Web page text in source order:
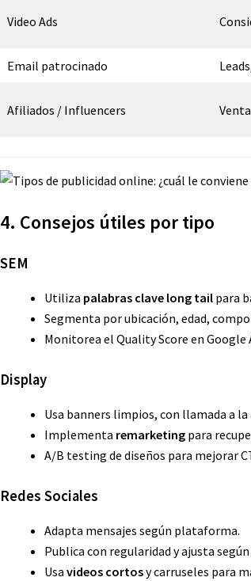
Video Ads
Email patrocinado
Afiliados / Influencers
4. Consejos útiles por tipo
SEM
Utiliza palabras clave long tail para
Segmenta por ubicación, edad,
Monitorea el Quality Score en Google
Display
Usa banners limpios, con llamada a la
Implementa remarketing para
A/B testing de diseños para mejorar
Redes Sociales
Adapta mensajes según plataforma.
Publica con regularidad y ajusta
Usa videos cortosy carruseles para